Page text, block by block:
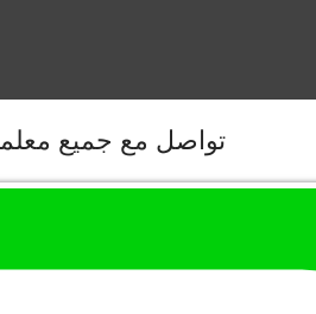
تواصل مع جميع